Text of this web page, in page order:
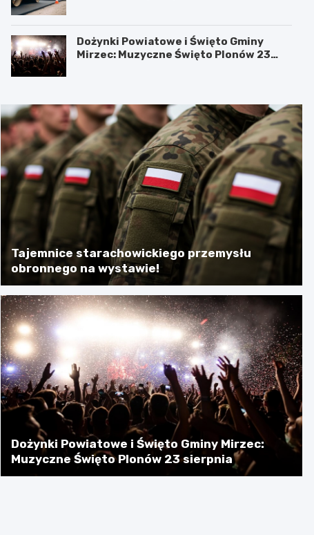
Dożynki Powiatowe i Święto Gminy
Mirzec: Muzyczne Święto Plonów 23
Tajemnice starachowickiego przemysłu
obronnego na wystawie!
Dożynki Powiatowe i Święto Gminy Mirzec:
Muzyczne Święto Plonów 23 sierpnia